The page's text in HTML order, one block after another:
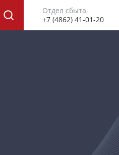
Отдел сбыта
+7 (4862) 41-01-20